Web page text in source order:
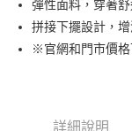
貨到付款
彈性面料，穿著
拼接下擺設計，
※官網和門市價格
詳細說明